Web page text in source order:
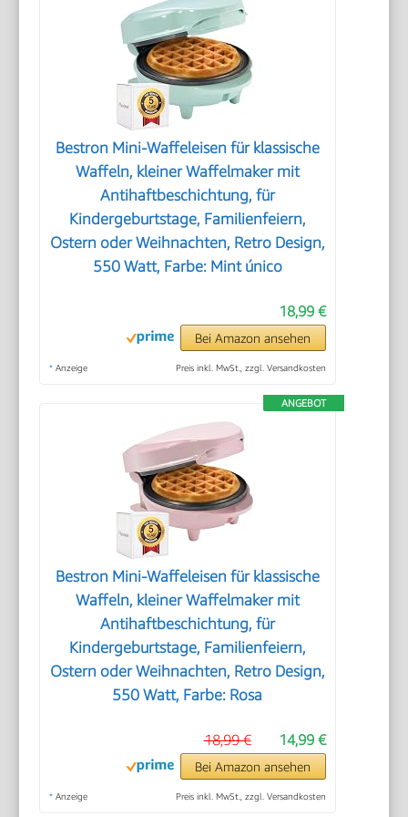
Bestron Mini-Waffeleisen für klassische
Waffeln, kleiner Waffelmaker mit
Antihaftbeschichtung, für
Kindergeburtstage, Familienfeiern,
Ostern oder Weihnachten, Retro Design,
550 Watt, Farbe: Mint único
18,99 €
Bei Amazon ansehen
* Anzeige Preis inkl. MwSt., zzgl. Versandkosten
ANGEBOT
Bestron Mini-Waffeleisen für klassische
Waffeln, kleiner Waffelmaker mit
Antihaftbeschichtung, für
Kindergeburtstage, Familienfeiern,
Ostern oder Weihnachten, Retro Design,
550 Watt, Farbe: Rosa
14,99 €
18,99 €
Bei Amazon ansehen
* Anzeige Preis inkl. MwSt., zzgl. Versandkosten